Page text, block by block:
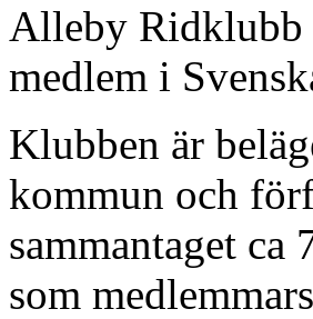
Alleby Ridklubb
medlem i
Klubben är
kommun och
sammantaget ca
som